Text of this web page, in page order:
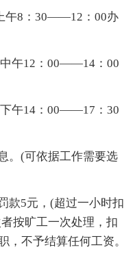
午8：30——12：00办
午12：00——14：00
午14：00——17：30
。(可依据工作需要选
款5元，(超过一小时扣
按旷工一次处理，扣
，不予结算任何工资。